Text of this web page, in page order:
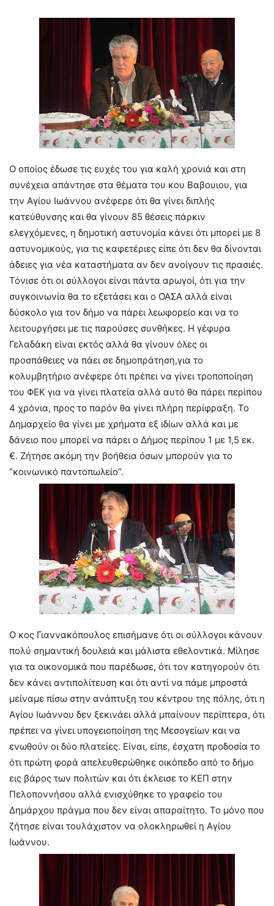
Ο οποίος έδωσε τις ευχές του για καλή χρονιά και στη
συνέχεια απάντησε στα θέματα του κου Βαβουιου, για
την Αγίου Ιωάννου ανέφερε ότι θα γίνει διπλής
κατεύθυνσης και θα γίνουν 85 θέσεις πάρκιν
ελεγχόμενες, η δημοτική αστυνομία κάνει ότι μπορεί με 8
αστυνομικούς, για τις καφετέριες είπε ότι δεν θα δίνονται
άδειες για νέα καταστήματα αν δεν ανοίγουν τις πρασιές.
Τόνισε ότι οι σύλλογοι είναι πάντα αρωγοί, ότι για την
συγκοινωνία θα το εξετάσει και ο ΟΑΣΑ αλλά είναι
δύσκολο για τον δήμο να πάρει λεωφορείο και να το
λειτουργήσει με τις παρούσες συνθήκες. Η γέφυρα
Γελαδάκη είναι εκτός αλλά θα γίνουν όλες οι
προσπάθειες να πάει σε δημοπράτηση,για το
κολυμβητήριο ανέφερε ότι πρέπει να γίνει τροποποίηση
του ΦΕΚ για να γίνει πλατεία αλλά αυτό θα πάρει περίπου
4 χρόνια, προς το παρόν θα γίνει πλήρη περίφραξη. Το
Δημαρχείο θα γίνει με χρήματα εξ ιδίων αλλά και με
δάνειο που μπορεί να πάρει ο Δήμος περίπου 1 με 1,5 εκ.
€. Ζήτησε ακόμη την βοήθεια όσων μπορούν για το
“κοινωνικό παντοπωλείο”.
Ο κος Γιαννακόπουλος επισήμανε ότι οι σύλλογοι κάνουν
πολύ σημαντική δουλειά και μάλιστα εθελοντικά. Μίλησε
για τα οικονομικά που παρέδωσε, ότι τον κατηγορούν ότι
δεν κάνει αντιπολίτευση και ότι αντί να πάμε μπροστά
μείναμε πίσω στην ανάπτυξη του κέντρου της πόλης, ότι η
Αγίου Ιωάννου δεν ξεκινάει αλλά μπαίνουν περίπτερα, ότι
πρέπει να γίνει υπογειοποίηση της Μεσογείων και να
ενωθούν οι δύο πλατείες. Είναι, είπε, έσχατη προδοσία το
ότι πρώτη φορά απελευθερώθηκε οικόπεδο από το δήμο
εις βάρος των πολιτών και ότι έκλεισε το ΚΕΠ στην
Πελοποννήσου αλλά ενισχύθηκε το γραφείο του
Δημάρχου πράγμα που δεν είναι απαραίτητο. Το μόνο που
ζήτησε είναι τουλάχιστον να ολοκληρωθεί η Αγίου
Ιωάννου.